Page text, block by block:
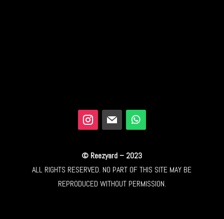
© Reezyard – 2023
ALL RIGHTS RESERVED. NO PART OF THIS SITE MAY BE
REPRODUCED WITHOUT PERMISSION.